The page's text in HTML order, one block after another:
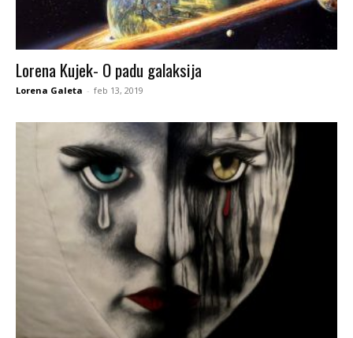
Lorena Kujek- O padu galaksija
Lorena Galeta - feb 13, 2019